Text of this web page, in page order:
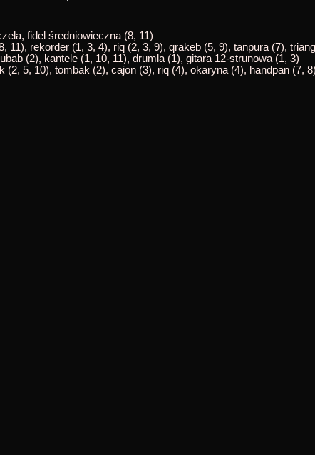
fidel średniowieczna (8, 11)
11), rekorder (1, 3, 4), riq (2, 3, 9), qrakeb (5, 9), tanpura (7),
(2), kantele (1, 10, 11), drumla (1), gitara 12-strunowa (1, 3)
(2, 5, 10), tombak (2), cajon (3), riq (4), okaryna (4), handpan (7,